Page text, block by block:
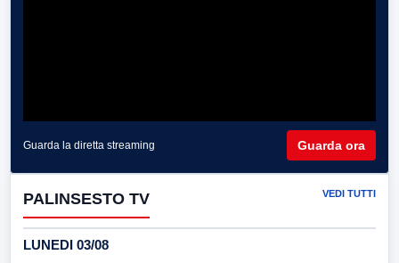
Guarda la diretta streaming Guarda ora
PALINSESTO TV VEDI TUTTI
LUNEDI 03/08